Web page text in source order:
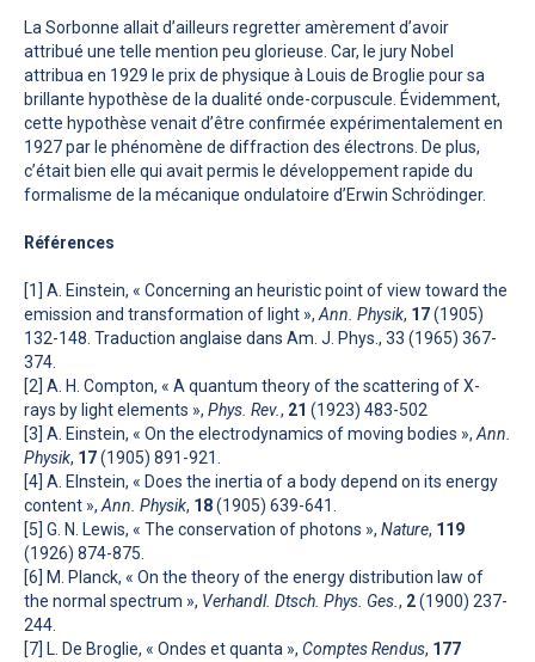
La Sorbonne allait d’ailleurs regretter amèrement d’avoir
attribué une telle mention peu glorieuse. Car, le jury Nobel
attribua en 1929 le prix de physique à Louis de Broglie pour sa
brillante hypothèse de la dualité onde-corpuscule. Évidemment,
cette hypothèse venait d’être confirmée expérimentalement en
1927 par le phénomène de diffraction des électrons. De plus,
c’était bien elle qui avait permis le développement rapide du
formalisme de la mécanique ondulatoire d’Erwin Schrödinger.
Références
[1] A. Einstein, « Concerning an heuristic point of view toward the
emission and transformation of light », Ann. Physik, 17(1905)
132-148. Traduction anglaise dans Am. J. Phys., 33 (1965) 367-
374.
[2] A. H. Compton, « A quantum theory of the scattering of X-
rays by light elements », Phys. Rev., 21 (1923) 483-502
[3] A. Einstein, « On the electrodynamics of moving bodies », Ann.
Physik, 17(1905) 891-921.
[4] A. EInstein, « Does the inertia of a body depend on its energy
content », Ann. Physik, 18(1905) 639-641.
[5] G. N. Lewis, « The conservation of photons », Nature, 119
(1926) 874-875.
[6] M. Planck, « On the theory of the energy distribution law of
the normal spectrum », Verhandl. Dtsch. Phys. Ges. , 2(1900) 237-
244.
[7] L. De Broglie, « Ondes et quanta », Comptes Rendus, 177